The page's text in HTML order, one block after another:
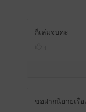
กี่เล่มจบคะ
ขอฝากนิยายเรื่อ